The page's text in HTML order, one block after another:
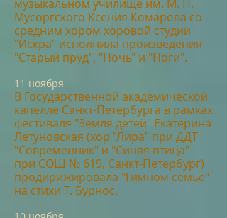
музыкальном училище им. М. П.
Мусоргского Ксения Комарова со
средним хором хоровой студии
"Искра" исполнила произведения
"Старый пруд", "Ночь" и "Ноги".
11 ноября
В Государственной академической
капелле Санкт-Петербурга в рамках
фестиваля "Земля детей" Екатерина
Летуновская (хор "Лира" при ДДТ
"Современник" и "Синяя птица"
при СОШ № 619, Санкт-Петербург)
продирижировала "Гимном семье"
на стихи Т. Бурнос.